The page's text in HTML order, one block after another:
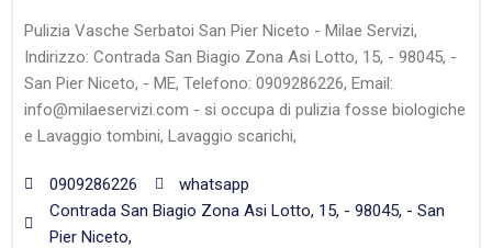
Pulizia Vasche Serbatoi San Pier Niceto - Milae Servizi,
Indirizzo: Contrada San Biagio Zona Asi Lotto, 15, - 98045, -
San Pier Niceto, - ME, Telefono: 0909286226, Email:
info@milaeservizi.com - si occupa di pulizia fosse biologiche
e Lavaggio tombini, Lavaggio scarichi,
0909286226
whatsapp
Contrada San Biagio Zona Asi Lotto, 15, - 98045, - San
Pier Niceto,